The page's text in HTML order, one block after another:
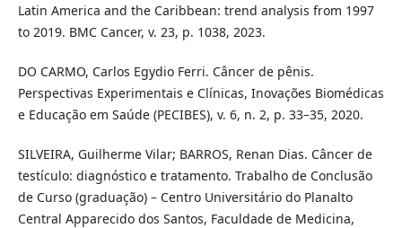
Latin America and the Caribbean: trend analysis from 1997
to 2019. BMC Cancer, v. 23, p. 1038, 2023.
DO CARMO, Carlos Egydio Ferri. Câncer de pênis.
Perspectivas Experimentais e Clínicas, Inovações Biomédicas
e Educação em Saúde (PECIBES), v. 6, n. 2, p. 33–35, 2020.
SILVEIRA, Guilherme Vilar; BARROS, Renan Dias. Câncer de
testículo: diagnóstico e tratamento. Trabalho de Conclusão
de Curso (graduação) – Centro Universitário do Planalto
Central Apparecido dos Santos, Faculdade de Medicina,